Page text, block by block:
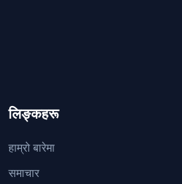
लिङ्कहरू
हाम्रो बारेमा
समाचार